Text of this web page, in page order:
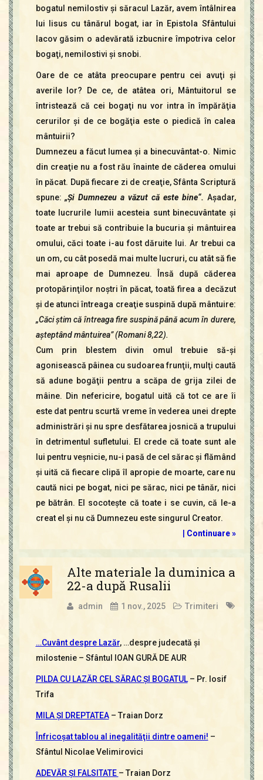
bogatul nemilostiv şi săracul Lazăr, avem întâlnirea
lui Iisus cu tânărul bogat, iar în Epistola Sfântului
Iacov găsim o adevărată izbucnire împotriva celor
bogaţi, nemilostivi şi snobi.
Oare de ce atâta preocupare pentru cei avuţi şi
averile lor? De ce, de atâtea ori, Mântuitorul se
întristează că cei bogaţi nu vor intra în împărăţia
cerurilor şi de ce bogăţia este o piedică în calea
mântuirii?
Dumnezeu a făcut lumea şi a binecuvântat-o. Nimic
din creaţie nu a fost rău înainte de căderea omului
în păcat. După fiecare zi de creaţie, Sfânta Scriptură
spune:„Şi Dumnezeu a văzut că este bine“. Aşadar,
toate lucrurile lumii acesteia sunt binecuvântate şi
toate ar trebui să contribuie la bucuria şi mântuirea
omului, căci toate i-au fost dăruite lui. Ar trebui ca
un om, cu cât posedă mai multe lucruri, cu atât să fie
mai aproape de Dumnezeu. Însă după căderea
protopărinţilor noştri în păcat, toată firea a decăzut
şi de atunci întreaga creaţie suspină după mântuire:
„Căci ştim că întreaga fire suspină până acum în durere,
aşteptând mântuirea” (Romani 8,22).
Cum prin blestem divin omul trebuie să-şi
agonisească pâinea cu sudoarea frunţii, mulţi caută
să adune bogăţii pentru a scăpa de grija zilei de
mâine. Din nefericire, bogatul uită că tot ce are îi
este dat pentru scurtă vreme în vederea unei drepte
administrări şi nu spre desfătarea josnică a trupului
în detrimentul sufletului. El crede că toate sunt ale
lui pentru veşnicie, nu-i pasă de cel sărac şi flămând
şi uită că fiecare clipă îl apropie de moarte, care nu
caută nici pe bogat, nici pe sărac, nici pe tânăr, nici
pe bătrân. El socoteşte că toate i se cuvin, că le-a
creat el şi nu că Dumnezeu este singurul Creator.
Continuare »
Alte materiale la duminica a
22-a după Rusalii
admin 1 nov., 2025 Trimiteri
…Cuvânt despre Lazăr, …despre judecată şi
milostenie – Sfântul IOAN GURĂ DE AUR
PILDA CU LAZĂR CEL SĂRAC ŞI BOGATUL– Pr. Iosif
Trifa
MILA ŞI DREPTATEA– Traian Dorz
Înfricoşat tablou al inegalităţii dintre oameni! –
Sfântul Nicolae Velimirovici
ADEVĂR ŞI FALSITATE – Traian Dorz